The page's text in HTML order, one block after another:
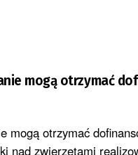
mogą otrzymać
mogą otrzymać
nad zwierzętami